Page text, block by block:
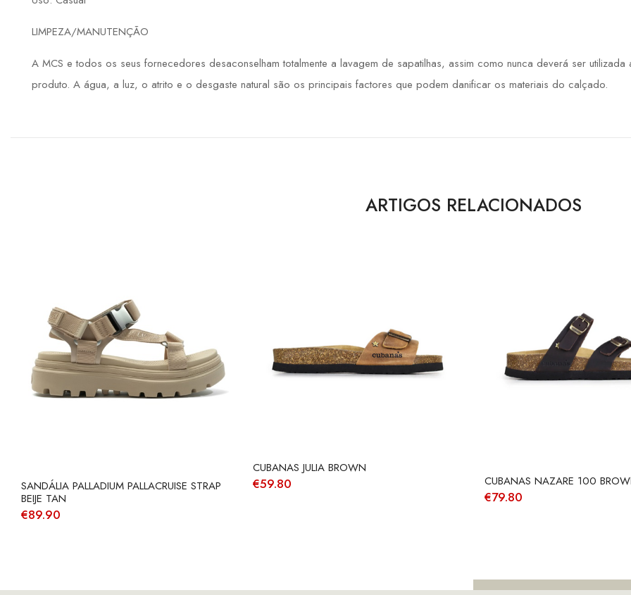
LIMPEZA/MANUTENÇÃO
A MCS e todos os seus fornecedores desaconselham totalmente a lavagem de sapatilhas, assim como nunca deverá ser
produto. A água, a luz, o atrito e o desgaste natural são os principais factores que podem danificar os materiais do calçado.
ARTIGOS RELACIONADOS
SANDÁLIA PALLADIUM PALLACRUISE STRAP
BEIJE TAN
€89.90
CUBANAS JULIA BROWN
€59.80 CUBANAS NAZARE 100
€79.80